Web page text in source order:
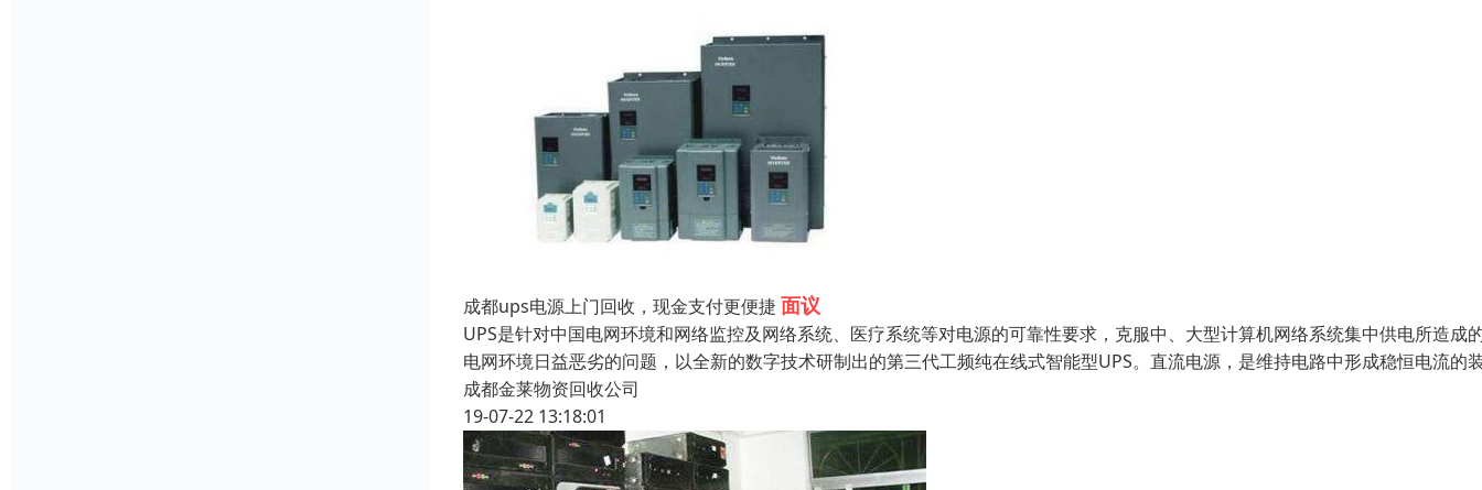
成都ups电源上门回收，现金支付更便捷 面议
UPS是针对中国电网环境和网络监控及网络系统、医疗系统等对电源的可靠性要求，克服中、大型计算机网络系统集中供电所造成
电网环境日益恶劣的问题，以全新的数字技术研制出的第三代工频纯在线式智能型UPS。直流电源，是维持电路中形成稳恒电流的
成都金莱物资回收公司
19-07-22 13:18:01